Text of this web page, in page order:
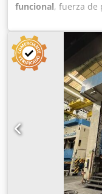
funcional, fuerza de
Fuerza de
máx.: 90 mm
650 mm Ancho de la
mm DETALLES DE
Dimensiones y peso
2.650 x 1.600 x
de transporte: 4